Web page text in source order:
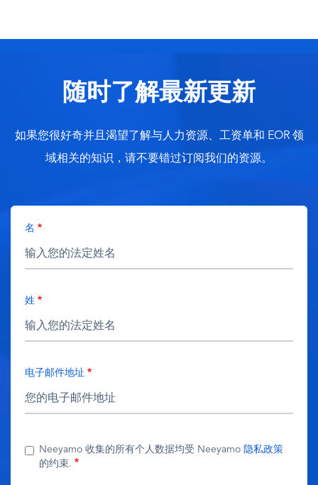
随时了解最新更新
如果您很好奇并且渴望了解与人力资源、工资单和 EOR 领
域相关的知识，请不要错过订阅我们的资源。
名
姓
电子邮件地址
Neeyamo 收集的所有个人数据均受 Neeyamo 隐私政策
的约束.